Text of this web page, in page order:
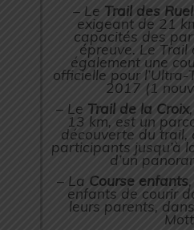
– Le Trail des
exigeant de 21
capacités des
épreuve. Le Trail
également une
officielle pour
2017 (1
– Le Trail de la Croix
13 km, est un
découverte du trail,
participants jusqu’à
d’un
– La Course enfants
enfants de courir
leurs parents,